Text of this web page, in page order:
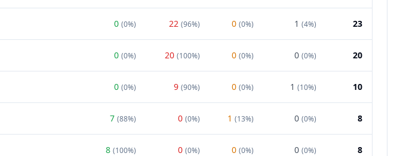
0 (0%) 22 (96%) 0 (0%) 1 (4%) 23
0 (0%) 20 (100%) 0 (0%) 0 (0%) 20
0 (0%) 9 (90%) 0 (0%) 1 (10%) 10
7 (88%) 0 (0%) 1 (13%) 0 (0%) 8
8 (100%) 0 (0%) 0 (0%) 0 (0%) 8